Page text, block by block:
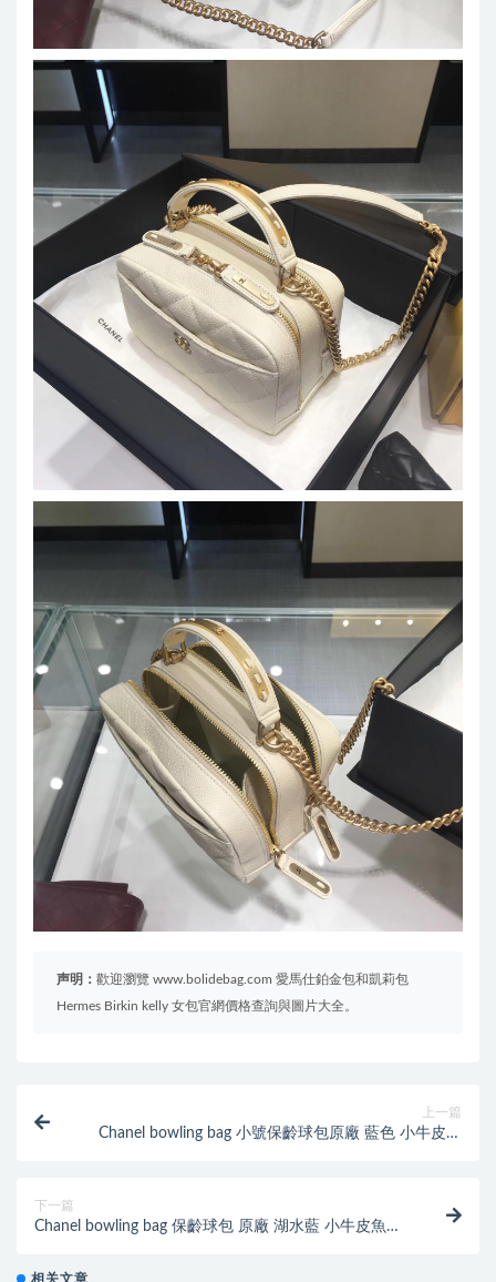
声明： 歡迎瀏覽 www.bolidebag.com 愛馬仕鉑金包和凱莉包
Hermes Birkin kelly 女包官網價格查詢與圖片大全。
上一篇
Chanel bowling bag 小號保齡球包原廠 藍色 小牛皮魚
下一篇
Chanel bowling bag 保齡球包 原廠 湖水藍 小牛皮魚子
相关文章